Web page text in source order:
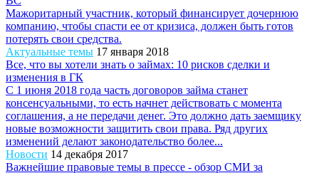
Мажоритарный участник, который финансирует дочернюю
компанию, чтобы спасти ее от кризиса, должен быть готов
потерять свои средства.
Актуальные темы 17 января 2018
Все, что вы хотели знать о займах: 10 рисков сделки и
изменения в ГК
С 1 июня 2018 года часть договоров займа станет
консенсуальными, то есть начнет действовать с момента
соглашения, а не передачи денег. Это должно дать заемщику
новые возможности защитить свои права. Ряд других
изменений делают законодательство более...
Новости 14 декабря 2017
Важнейшие правовые темы в прессе - обзор СМИ за